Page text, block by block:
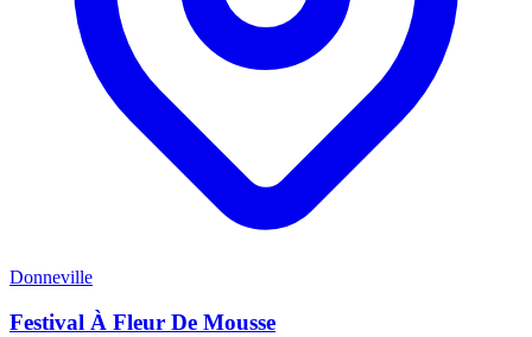
Donneville
Festival À Fleur De Mousse